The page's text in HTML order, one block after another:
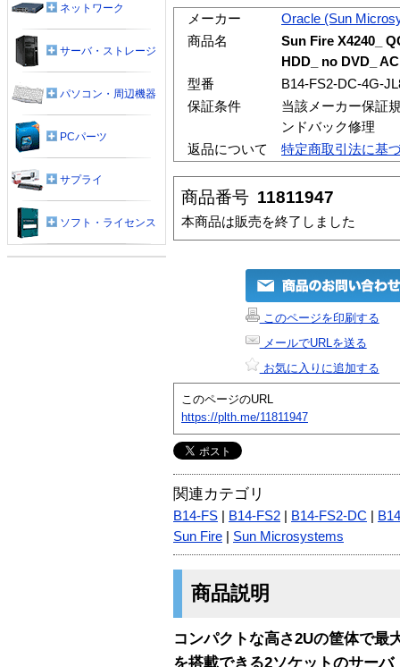
メーカー
Oracle (Sun
商品名
Sun Fire X4240_
HDD_ no DVD_
型番
B14-FS2-DC-4G-
保証条件
当該メーカー保証
ンドバック修理
返品について
特定商取引法に基
商品番号 11811947
本商品は販売を終了しました
このページを印刷する
メールでURLを送る
お気に入りに追加する
このページのURL
https://plth.me/11811947
関連カテゴリ
B14-FS B14-FS2 B14-FS2-DC
B14
Sun Fire
Sun Microsystems
商品説明
コンパクトな高さ2Uの筐体で最
を搭載できる2ソケットのサーバ
ネットワーク
サーバ・ストレージ
パソコン・周辺機器
PCパーツ
サプライ
ソフト・ライセンス